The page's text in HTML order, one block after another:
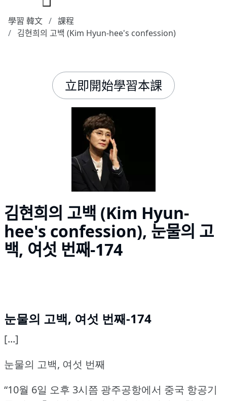
學習 韓文
課程
김현희의 고백 (Kim Hyun-hee's confession)
立即開始學習本課
김현희의 고백 (Kim Hyun-
hee's confession), 눈물의 고
백, 여섯 번째-174
눈물의 고백, 여섯 번째-174
[...]
눈물의 고백, 여섯 번째
“10월 6일 오후 3시쯤 광주공항에서 중국 항공기